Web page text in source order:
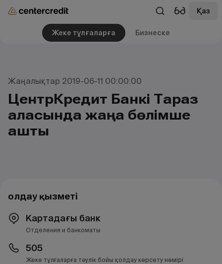
Қаз
Жеке тұлғаларға Бизнеске
Жаңалықтар 2019-06-11 00:00:00
ЦентрКредит Банкі Тараз
қаласында жаңа бөлімше
ашты
Қолдау қызметі
Картадағы банк
Отделения и банкоматы
505
Жеке тұлғаларға тәулік бойы қолдау көрсету нөмірі